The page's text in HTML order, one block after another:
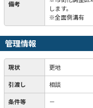
備考
します。
※全面側溝有
管理情報
現状 更地
引渡し 相談
条件等 －